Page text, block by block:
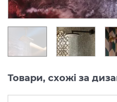
грн/шт
Товари, схожі за